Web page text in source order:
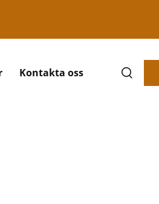
Kontakta oss